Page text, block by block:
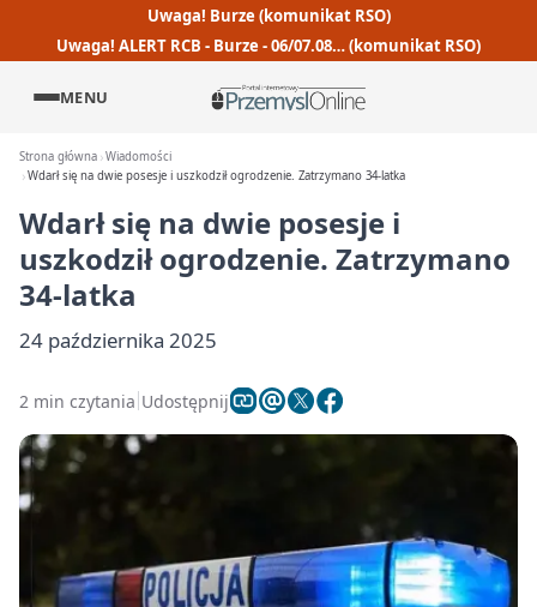
Uwaga! Burze (komunikat RSO)
Uwaga! ALERT RCB - Burze - 06/07.08… (komunikat RSO)
MENU
Strona główna Wiadomości
Wdarł się na dwie posesje i uszkodził ogrodzenie. Zatrzymano 34-latka
Wdarł się na dwie posesje i
uszkodził ogrodzenie. Zatrzymano
34-latka
24 października 2025
2 min czytania Udostępnij